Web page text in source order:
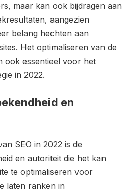
maar kan ook bijdragen aan
aangezien
belang hechten aan
Het optimaliseren van de
ook essentieel voor het
in 2022.
en
SEO in 2022 is de
en autoriteit die het kan
te optimaliseren voor
laten ranken in